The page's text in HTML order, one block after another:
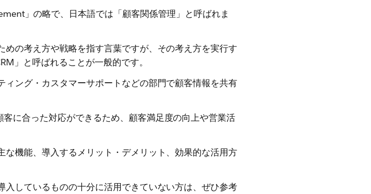
」の略で、日本語では「顧客関係管理」と呼ばれま
めの考え方や戦略を指す言葉ですが、その考え方を実行す
」と呼ばれることが一般的です。
ィング・カスタマーサポートなどの部門で顧客情報を共有
に合った対応ができるため、顧客満足度の向上や営業活
な機能、導入するメリット・デメリット、効果的な活用方
入しているものの十分に活用できていない方は、ぜひ参考